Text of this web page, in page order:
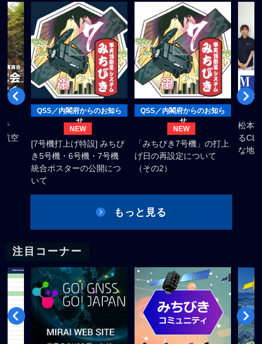
航空
QSS／内閣府からのお知ら
せ
NEW
[7号機打上げ特設] みちび
き5号機・6号機・7号機
統合ポスターの公開につ
いて
QSS／内閣府からのお知ら
せ
NEW
「みちびき7号機」の打上
げ日の再設定について
（その2）
松本
る
な地
もっと見る
注目コーナー